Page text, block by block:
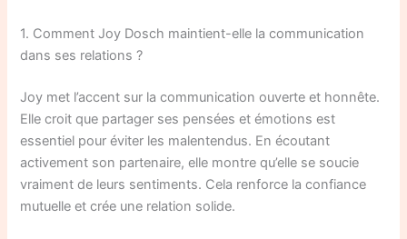
1. Comment Joy Dosch maintient-elle la communication
dans ses relations ?
Joy met l’accent sur la communication ouverte et honnête.
Elle croit que partager ses pensées et émotions est
essentiel pour éviter les malentendus. En écoutant
activement son partenaire, elle montre qu’elle se soucie
vraiment de leurs sentiments. Cela renforce la confiance
mutuelle et crée une relation solide.